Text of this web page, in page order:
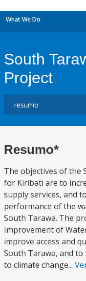
What We Do
South
Project
Resumo*
The objectives of the
for Kiribati are to
supply services, and
performance of the
South Tarawa. The
Improvement of
improve access and
South Tarawa, and to
to climate change...